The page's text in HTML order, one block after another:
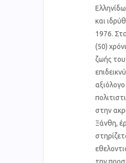
και
1976.
(50)
ζωής του
αξιόλογο
στην
Ξάνθη,
την